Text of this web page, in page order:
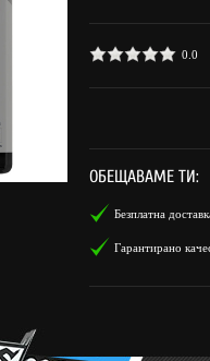
0.0
ОБЕЩАВАМЕ ТИ:
Безплатна
Гарантирано